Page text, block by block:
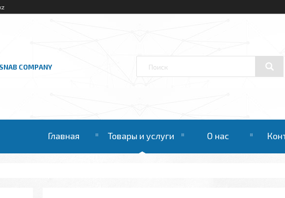
COMPANY
Главная Товары и услуги О нас